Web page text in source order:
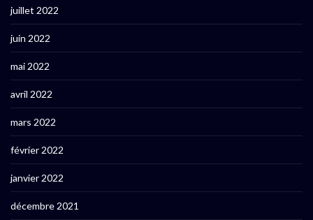
juillet 2022
juin 2022
mai 2022
avril 2022
mars 2022
février 2022
janvier 2022
décembre 2021